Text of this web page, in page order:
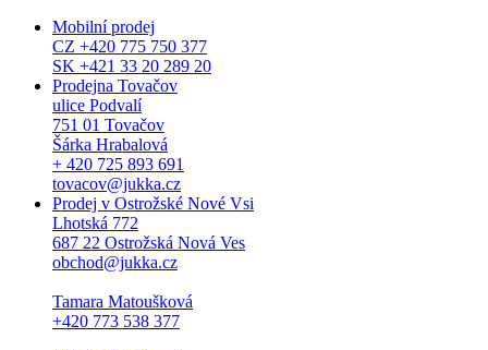
Mobilní prodej
CZ +420 775 750 377
SK +421 33 20 289 20
Prodejna Tovačov
ulice Podvalí
751 01 Tovačov
Šárka Hrabalová
+ 420 725 893 691
tovacov@jukka.cz
Prodej v Ostrožské Nové Vsi
Lhotská 772
687 22 Ostrožská Nová Ves
obchod@jukka.cz
Tamara Matoušková
+420 773 538 377